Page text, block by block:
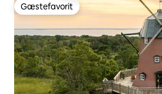
Gæstefavorit
Gæstefavorit